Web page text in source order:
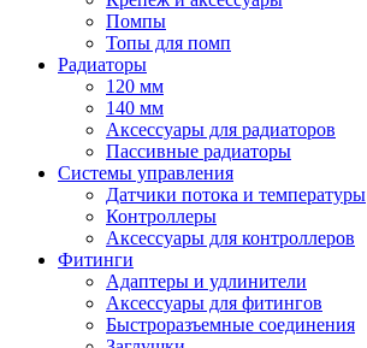
Помпы
Топы для помп
Радиаторы
120 мм
140 мм
Аксессуары для радиаторов
Пассивные радиаторы
Системы управления
Датчики потока и температуры
Контроллеры
Аксессуары для контроллеров
Фитинги
Адаптеры и удлинители
Аксессуары для фитингов
Быстроразъемные соединения